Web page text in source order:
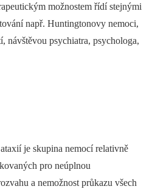
možnostem řídí stejnými
např. Huntingtonovy nemoci,
návštěvou psychiatra, psychologa,
je skupina nemocí relativně
pro neúplnou
a nemožnost průkazu všech